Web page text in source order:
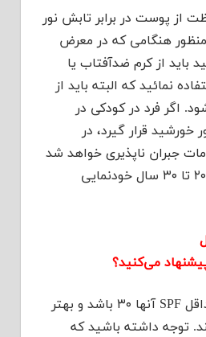
از پوست در برابر تابش نور
هنگامی که در معرض
باید از کرم ضدآفتاب یا
نمائید که البته باید از
اگر فرد در کودکی در
قرار گیرد، در
جبران ناپذیری خواهد شد
و این صدمات بعد از ۲۰ تا ۳۰ سال خودنمایی
می‌کنید؟
ضدآفتاب‌هایی که حداقل SPF آنها ۳۰ باشد و بهتر
توجه داشته باشید که